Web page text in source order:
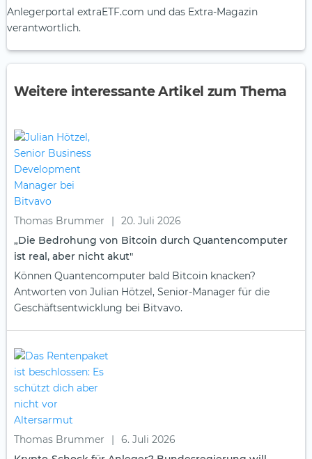
Anlegerportal extraETF.com und das Extra-Magazin
verantwortlich.
Weitere interessante Artikel zum Thema
Thomas Brummer |
20. Juli 2026
„Die Bedrohung von Bitcoin durch Quantencomputer
ist real, aber nicht akut"
Können Quantencomputer bald Bitcoin knacken?
Antworten von Julian Hötzel, Senior-Manager für die
Geschäftsentwicklung bei Bitvavo.
Thomas Brummer |
6. Juli 2026